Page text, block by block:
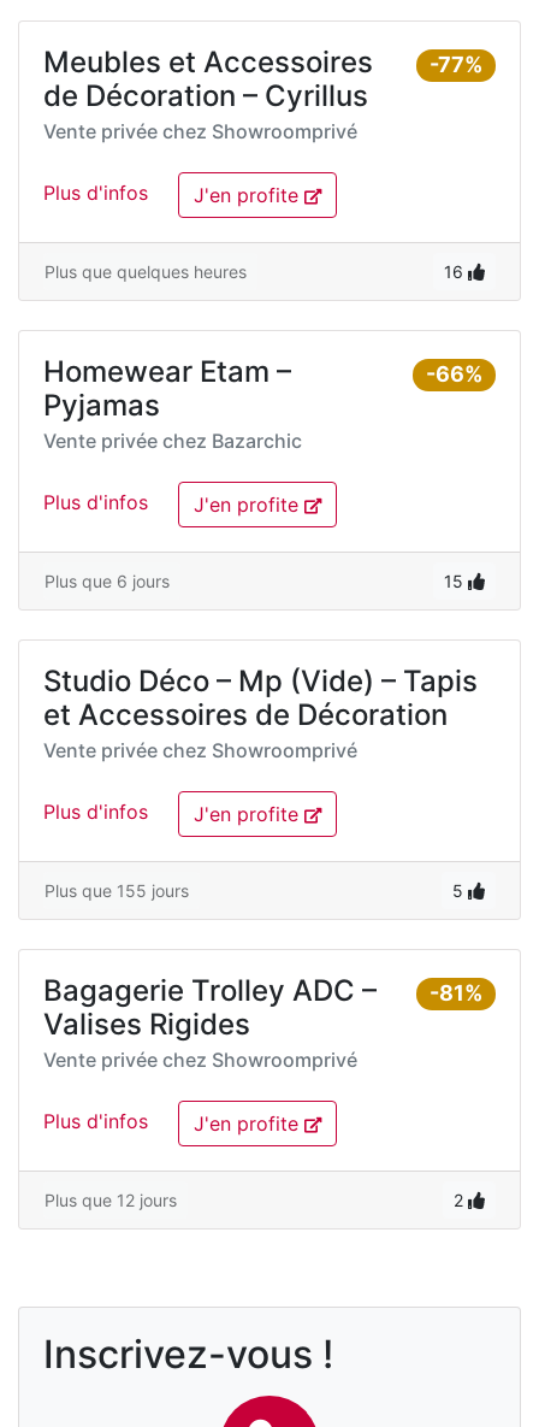
-77%
Meubles et Accessoires
de Décoration – Cyrillus
Vente privée chez Showroomprivé
Plus d'infos J'en profite
Plus que quelques heures 16
-66%
Homewear Etam –
Pyjamas
Vente privée chez Bazarchic
Plus d'infos J'en profite
Plus que 6 jours 15
Studio Déco – Mp (Vide) – Tapis
et Accessoires de Décoration
Vente privée chez Showroomprivé
Plus d'infos J'en profite
Plus que 155 jours 5
-81%
Bagagerie Trolley ADC –
Valises Rigides
Vente privée chez Showroomprivé
Plus d'infos J'en profite
Plus que 12 jours 2
Inscrivez-vous !